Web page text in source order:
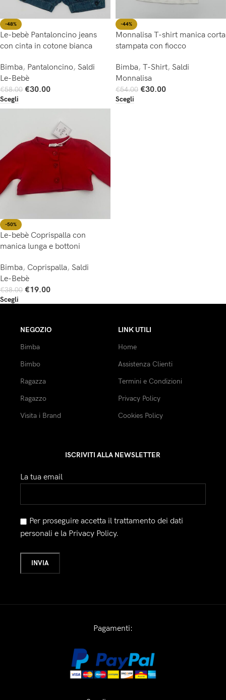
-48%
Le-bebè Pantaloncino jeans
con cinta in cotone bianca
Bimba, Pantaloncino, Saldi
Le-Bebè
€58.00 €30.00
Scegli
-44%
Monnalisa T-shirt manica corta
stampata con fiocco
Bimba, T-Shirt, Saldi
Monnalisa
€54.00 €30.00
Scegli
-50%
Le-bebè Coprispalla con
manica lunga e bottoni
Bimba, Coprispalla, Saldi
Le-Bebè
€38.00 €19.00
Scegli
NEGOZIO
Bimba
Bimbo
Ragazza
Ragazzo
Visita i Brand
LINK UTILI
Home
Assistenza Clienti
Termini e Condizioni
Privacy Policy
Cookies Policy
ISCRIVITI ALLA NEWSLETTER
La tua email
Per proseguire accetta il trattamento dei dati
personali e la Privacy Policy.
Pagamenti: